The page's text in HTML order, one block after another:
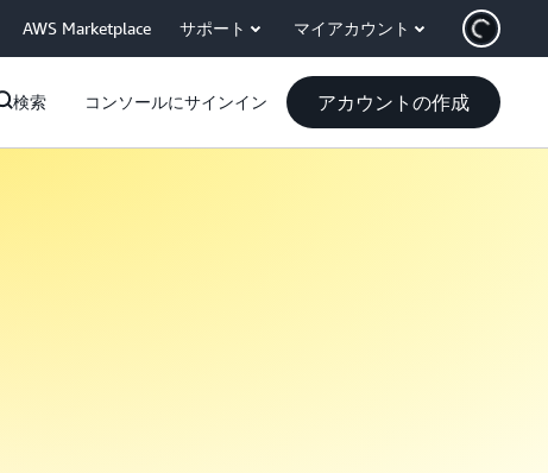
AWS Marketplace サポート マイアカウント
検索 コンソールにサインイン アカウントの作成